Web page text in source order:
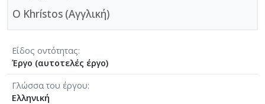
O Khrístos (Αγγλική)
Είδος οντότητας
Έργο (αυτοτελές έργο)
Γλώσσα του έργου
Ελληνική